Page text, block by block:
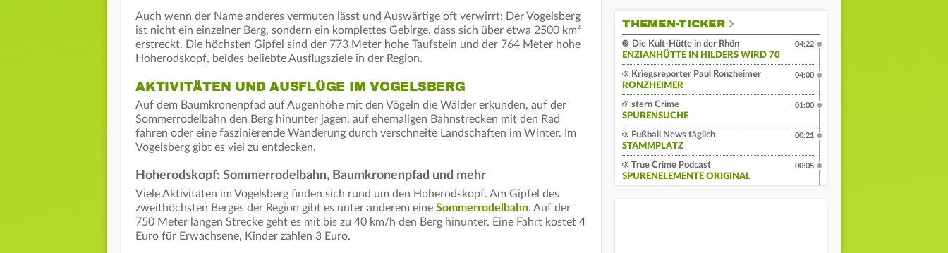
Auch wenn der Name anderes vermuten lässt und Auswärtige oft verwirrt: Der Vogelsberg
ist nicht ein einzelner Berg, sondern ein komplettes Gebirge, dass sich über etwa 2500 km²
erstreckt. Die höchsten Gipfel sind der 773 Meter hohe Taufstein und der 764 Meter hohe
Hoherodskopf, beides beliebte Ausflugsziele in der Region.
AKTIVITÄTEN UND AUSFLÜGE IM VOGELSBERG
Auf dem Baumkronenpfad auf Augenhöhe mit den Vögeln die Wälder erkunden, auf der
Sommerrodelbahn den Berg hinunter jagen, auf ehemaligen Bahnstrecken mit den Rad
fahren oder eine faszinierende Wanderung durch verschneite Landschaften im Winter. Im
Vogelsberg gibt es viel zu entdecken.
Hoherodskopf: Sommerrodelbahn, Baumkronenpfad und mehr
Viele Aktivitäten im Vogelsberg finden sich rund um den Hoherodskopf. Am Gipfel des
zweithöchsten Berges der Region gibt es unter anderem eine Sommerrodelbahn. Auf der
750 Meter langen Strecke geht es mit bis zu 40 km/h den Berg hinunter. Eine Fahrt kostet 4
Euro für Erwachsene, Kinder zahlen 3 Euro.
THEMEN-TICKER
Die Kult-Hütte in der Rhön
ENZIANHÜTTE IN HILDERS WIRD 70
04:22
Kriegsreporter Paul Ronzheimer
RONZHEIMER
04:00
stern Crime
SPURENSUCHE
01:00
Fußball News täglich
STAMMPLATZ
00:21
True Crime Podcast
SPURENELEMENTE ORIGINAL
00:05